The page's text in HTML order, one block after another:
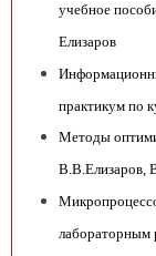
учебное
Елизаров
практикум по
Методы
В.В.Елизаров,
лабораторным